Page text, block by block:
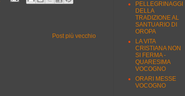
Post più vecchio
PELLEGRINAGGI
DELLA
TRADIZIONE AL
SANTUARIO DI
OROPA
LA VITA
CRISTIANA NON
SI FERMA -
QUARESIMA
VOCOGNO
ORARI MESSE
VOCOGNO